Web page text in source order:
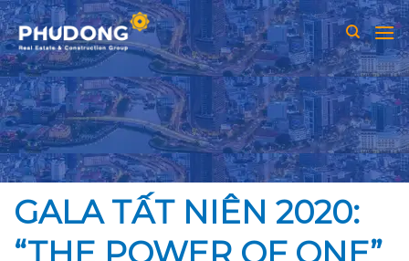
Skip
to
content
GALA TẤT NIÊN 2020: